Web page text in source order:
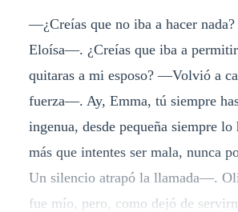
—¿Creías que no iba a hacer
Eloísa—. ¿Creías que iba a
quitaras a mi esposo? —Volvió a
fuerza—. Ay, Emma, tú siempre
ingenua, desde pequeña siempre lo
más que intentes ser mala, nunca
Un silencio atrapó la llamada—.
fue mío, pero, como dejó de